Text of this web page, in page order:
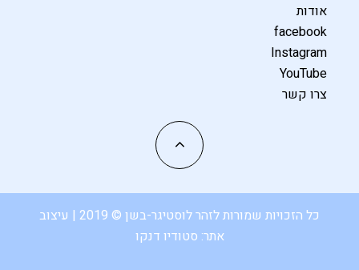
אודות
facebook
Instagram
YouTube
צרו קשר
כל הזכויות שמורות לזהר לוסטיגר-בשן © 2019 | עיצוב
אתר: סטודיו דנקו